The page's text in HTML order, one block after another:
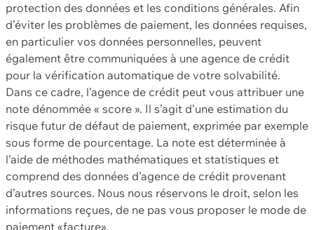
protection des données et les conditions générales. Afin
d’éviter les problèmes de paiement, les données requises,
en particulier vos données personnelles, peuvent
également être communiquées à une agence de crédit
pour la vérification automatique de votre solvabilité.
Dans ce cadre, l’agence de crédit peut vous attribuer une
note dénommée « score ». Il s’agit d’une estimation du
risque futur de défaut de paiement, exprimée par exemple
sous forme de pourcentage. La note est déterminée à
l’aide de méthodes mathématiques et statistiques et
comprend des données d’agence de crédit provenant
d’autres sources. Nous nous réservons le droit, selon les
informations reçues, de ne pas vous proposer le mode de
paiement «facture».